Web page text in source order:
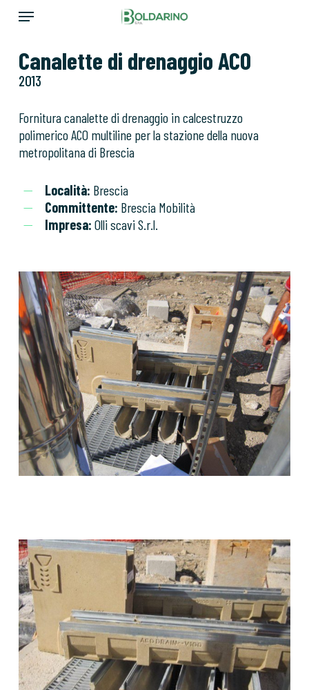
Skip
content
Menu
Canalette di drenaggio ACO
2013
Fornitura canalette di drenaggio in calcestruzzo
polimerico ACO multiline per la stazione della nuova
metropolitana di Brescia
Località: Brescia
Committente: Brescia Mobilità
Impresa: Olli scavi S.r.l.